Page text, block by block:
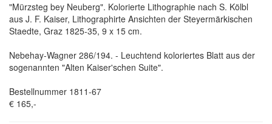
"Mürzsteg bey Neuberg". Kolorierte Lithographie nach S. Kölbl
aus J. F. Kaiser, Lithographirte Ansichten der Steyermärkischen
Staedte, Graz 1825-35, 9 x 15 cm.
Nebehay-Wagner 286/194. - Leuchtend koloriertes Blatt aus der
sogenannten "Alten Kaiser'schen Suite".
Bestellnummer 1811-67
€ 165,-